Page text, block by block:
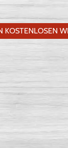
KOSTENLOSEN